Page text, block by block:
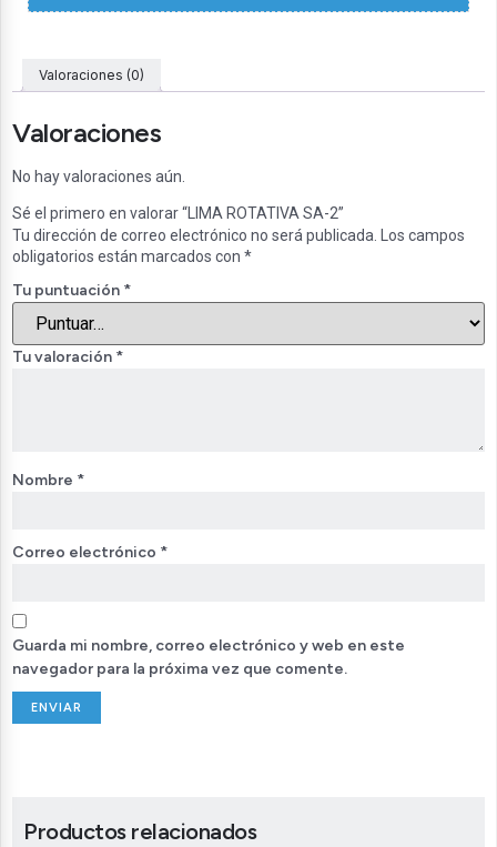
Valoraciones (0)
Valoraciones
No hay valoraciones aún.
Sé el primero en valorar “LIMA ROTATIVA SA-2”
Tu dirección de correo electrónico no será publicada.
Los campos
obligatorios están marcados con *
Tu puntuación *
Tu valoración *
Nombre *
Correo electrónico *
Guarda mi nombre, correo electrónico y web en este
navegador para la próxima vez que comente.
Productos relacionados